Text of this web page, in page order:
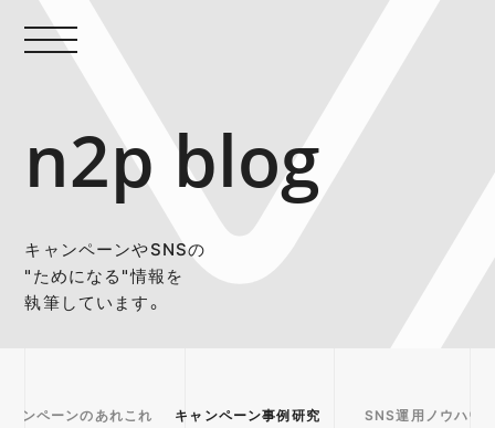
n2p blog
キャンペーンやSNSの
"ためになる"情報を
執筆しています。
ャンペーンのあれこれ キャンペーン事例研究 SNS運用ノウハウ